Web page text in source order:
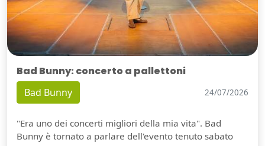
Bad Bunny: concerto a pallettoni
Bad Bunny 24/07/2026
"Era uno dei concerti migliori della mia vita". Bad
Bunny è tornato a parlare dell'evento tenuto sabato